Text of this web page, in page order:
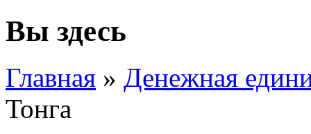
Вы здесь
Главная » Денежная
Тонга